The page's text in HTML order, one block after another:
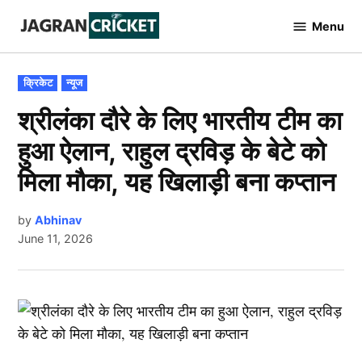
content
Cricket
Menu
POSTED
IN
क्रिकेट न्यूज
श्रीलंका दौरे के लिए भारतीय टीम का
हुआ ऐलान, राहुल द्रविड़ के बेटे को
मिला मौका, यह खिलाड़ी बना कप्तान
by Abhinav
June 11, 2026